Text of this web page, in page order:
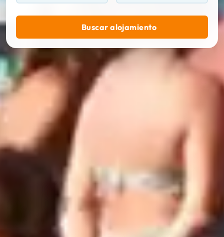
Buscar alojamiento